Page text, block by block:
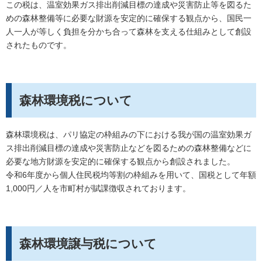
この税は、温室効果ガス排出削減目標の達成や災害防止等を図るた
めの森林整備等に必要な財源を安定的に確保する観点から、国民一
人一人が等しく負担を分かち合って森林を支える仕組みとして創設
されたものです。
森林環境税について
森林環境税は、パリ協定の枠組みの下における我が国の温室効果ガ
ス排出削減目標の達成や災害防止などを図るための森林整備などに
必要な地方財源を安定的に確保する観点から創設されました。
令和6年度から個人住民税均等割の枠組みを用いて、国税として年額
1,000円／人を市町村が賦課徴収されております。
森林環境譲与税について